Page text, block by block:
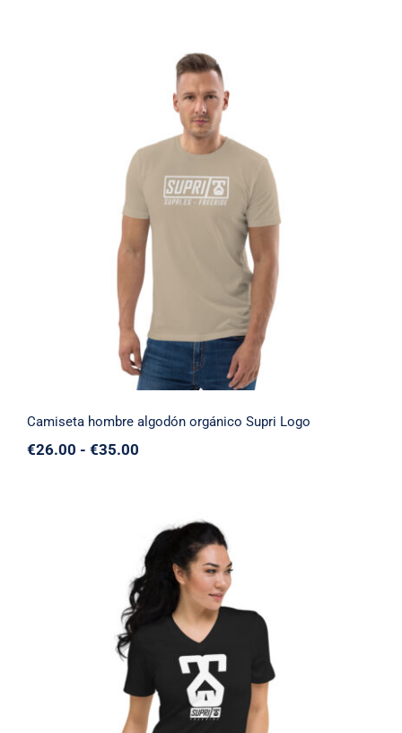
Camiseta hombre algodón orgánico Supri
Camiseta hombre algodón orgánico Supri Logo
€26.00 - €35.00Rango
€26.00
hasta
€35.00
Camiseta de manga corta con cuello en V
para mujer